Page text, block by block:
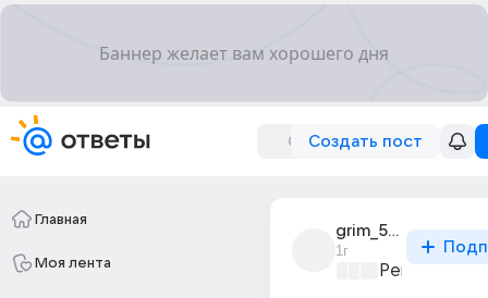
Создать пост
Главная
Моя лента
grim_5589
1г
Ремонт и